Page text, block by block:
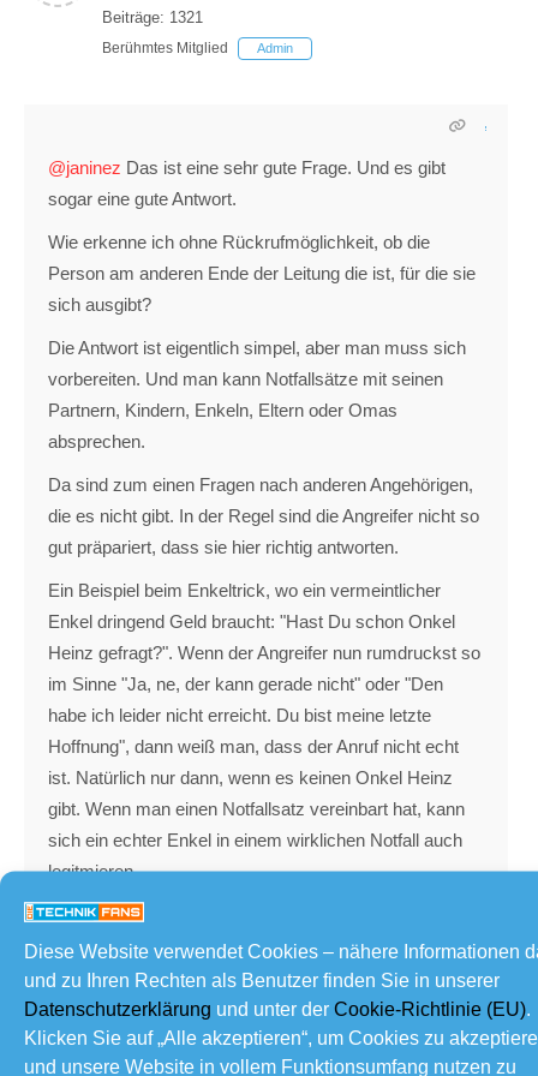
Diese Website verwendet Cookies – nähere Informationen
und zu Ihren Rechten als Benutzer finden Sie in unserer
Datenschutzerklärung und unter der Cookie-Richtlinie (EU).
Klicken Sie auf „Alle akzeptieren“, um Cookies zu
und unsere Website in vollem Funktionsumfang nutzen zu
Beiträge: 1321
Berühmtes Mitglied Admin
@janinez Das ist eine sehr gute Frage. Und es gibt
sogar eine gute Antwort.
Wie erkenne ich ohne Rückrufmöglichkeit, ob die
Person am anderen Ende der Leitung die ist, für die sie
sich ausgibt?
Die Antwort ist eigentlich simpel, aber man muss sich
vorbereiten. Und man kann Notfallsätze mit seinen
Partnern, Kindern, Enkeln, Eltern oder Omas
absprechen.
Da sind zum einen Fragen nach anderen Angehörigen,
die es nicht gibt. In der Regel sind die Angreifer nicht so
gut präpariert, dass sie hier richtig antworten.
Ein Beispiel beim Enkeltrick, wo ein vermeintlicher
Enkel dringend Geld braucht: "Hast Du schon Onkel
Heinz gefragt?". Wenn der Angreifer nun rumdruckst so
im Sinne "Ja, ne, der kann gerade nicht" oder "Den
habe ich leider nicht erreicht. Du bist meine letzte
Hoffnung", dann weiß man, dass der Anruf nicht echt
ist. Natürlich nur dann, wenn es keinen Onkel Heinz
gibt. Wenn man einen Notfallsatz vereinbart hat, kann
sich ein echter Enkel in einem wirklichen Notfall auch
legitmieren.
Ein Notfallsatz oder eine Notfallfrage ist auch immer
gut, wenn jemand nicht frei sprechen kann. Klingt nach
zuviel Krimi geguckt, kann aber in manchen Situationen
wie Schockanrufen oder auch in Situtionen wie einem
ersten Date hilfreich sein. Man vereinbart z.B. "Ich war
am Grab von Tante Martha" als Codesatz für "Ich bin es